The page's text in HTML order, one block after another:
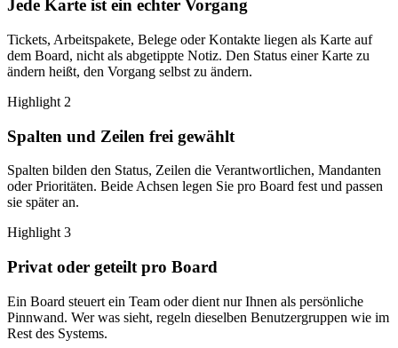
Jede Karte ist ein echter Vorgang
Tickets, Arbeitspakete, Belege oder Kontakte liegen als Karte auf
dem Board, nicht als abgetippte Notiz. Den Status einer Karte zu
ändern heißt, den Vorgang selbst zu ändern.
Highlight 2
Spalten und Zeilen frei gewählt
Spalten bilden den Status, Zeilen die Verantwortlichen, Mandanten
oder Prioritäten. Beide Achsen legen Sie pro Board fest und passen
sie später an.
Highlight 3
Privat oder geteilt pro Board
Ein Board steuert ein Team oder dient nur Ihnen als persönliche
Pinnwand. Wer was sieht, regeln dieselben Benutzergruppen wie im
Rest des Systems.